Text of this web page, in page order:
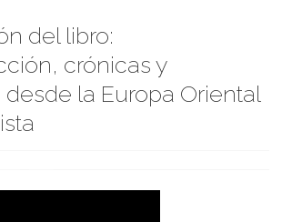
del libro:
crónicas y
la Europa Oriental